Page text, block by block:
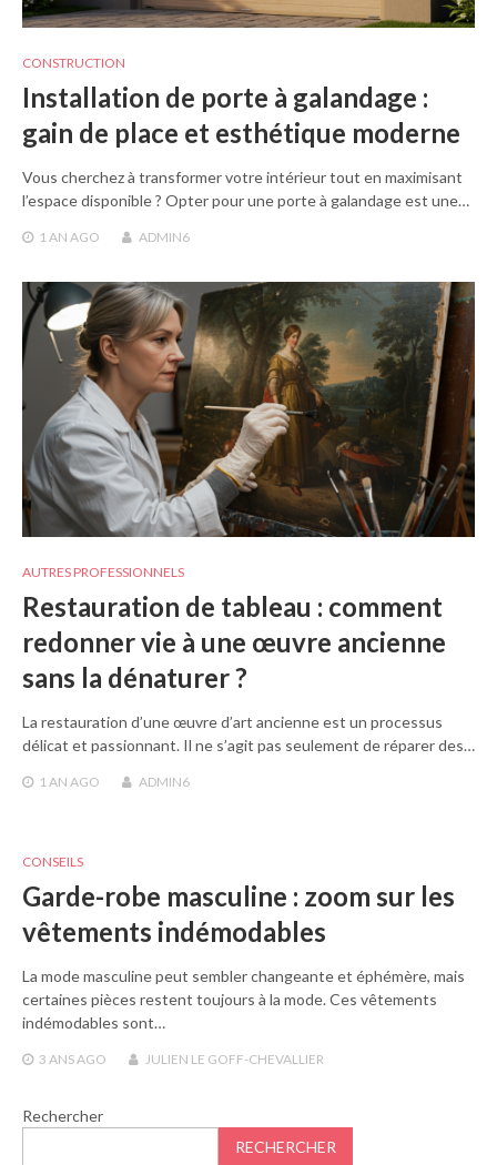
CONSTRUCTION
Installation de porte à galandage :
gain de place et esthétique moderne
Vous cherchez à transformer votre intérieur tout en maximisant
l’espace disponible ? Opter pour une porte à galandage est une…
1 AN AGO ADMIN6
AUTRES PROFESSIONNELS
Restauration de tableau : comment
redonner vie à une œuvre ancienne
sans la dénaturer ?
La restauration d’une œuvre d’art ancienne est un processus
délicat et passionnant. Il ne s’agit pas seulement de réparer des…
1 AN AGO ADMIN6
CONSEILS
Garde-robe masculine : zoom sur les
vêtements indémodables
La mode masculine peut sembler changeante et éphémère, mais
certaines pièces restent toujours à la mode. Ces vêtements
indémodables sont…
3 ANS AGO JULIEN LE GOFF-CHEVALLIER
Rechercher
RECHERCHER